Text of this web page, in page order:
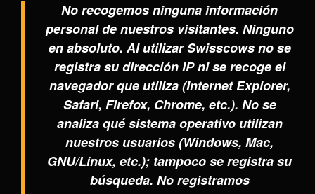
No recogemos ninguna información
personal de nuestros visitantes. Ninguno
en absoluto. Al utilizar Swisscows no se
registra su dirección IP ni se recoge el
navegador que utiliza (Internet Explorer,
Safari, Firefox, Chrome, etc.). No se
analiza qué sistema operativo utilizan
nuestros usuarios (Windows, Mac,
GNU/Linux, etc.); tampoco se registra su
búsqueda. No registramos